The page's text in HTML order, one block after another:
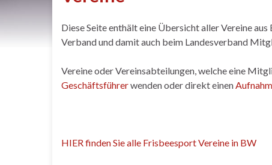
Diese Seite enthält eine Übersicht aller Vereine
Verband und damit auch beim Landesverband
Vereine oder Vereinsabteilungen, welche eine
Geschäftsführerwenden oder direkt einen
HIER finden Sie alle Frisbeesport Vereine in BW